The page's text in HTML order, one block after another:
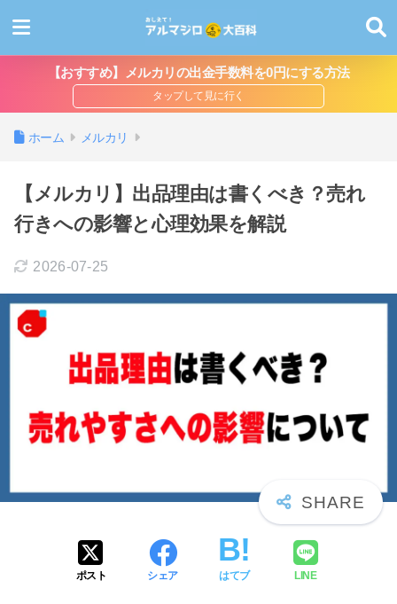
【おすすめ】メルカリの出金手数料を0円にする方法
ホーム メルカリ
【メルカリ】出品理由は書くべき？売れ
行きへの影響と心理効果を解説
2026-07-25
ポスト シェア はてブ LINE